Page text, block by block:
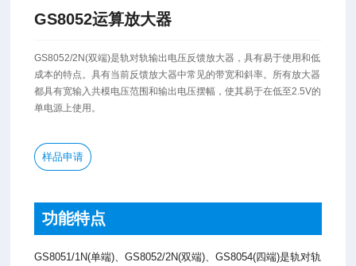
GS8052运算放大器
GS8052/2N(双端)是轨对轨输出电压反馈放大器，具有易于使用和低
成本的特点。具有当前反馈放大器中常见的带宽和斜率。所有放大器
都具有宽输入共模电压范围和输出电压摆幅，使其易于在低至2.5V的
单电源上使用。
样品申请
功能特点
GS8051/1N(单端)、GS8052/2N(双端)、GS8054(四端)是轨对轨